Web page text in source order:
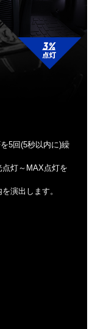
5回(5秒以内に)繰
灯～MAX点灯を
演出します。